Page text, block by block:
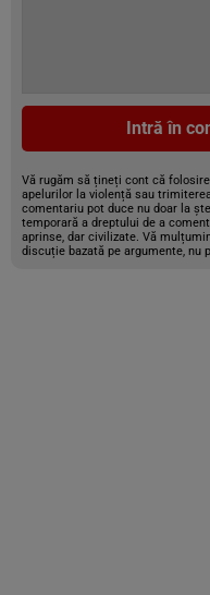
Intră în
Vă rugăm să țineți cont că
apelurilor la violență sau
comentariu pot duce nu doar la
temporară a dreptului de a
aprinse, dar civilizate. Vă
discuție bazată pe argumente, nu